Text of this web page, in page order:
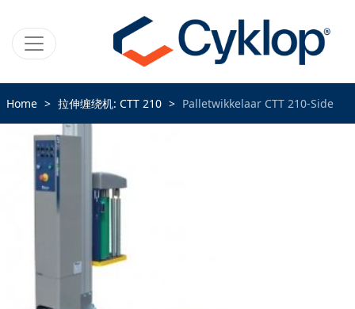
Home 拉伸缠绕机: CTT 210 Palletwikkelaar CTT 210-Side